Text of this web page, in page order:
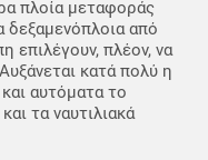
πλοία μεταφοράς
δεξαμενόπλοια από
επιλέγουν, πλέον, να
κατά πολύ η
αυτόματα το
τα ναυτιλιακά